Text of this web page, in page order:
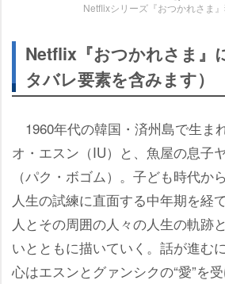
Netflixシリーズ『おつかれさま
Netflix『おつかれさま』
タバレ要素を含みます）
1960年代の韓国・済州島で生ま
オ・エスン（IU）と、魚屋の息子
（パク・ボゴム）。子ども時代か
人生の試練に直面する中年期を経
人とその周囲の人々の人生の軌跡
いとともに描いていく。話が進む
心はエスンとグァンシクの“愛”を